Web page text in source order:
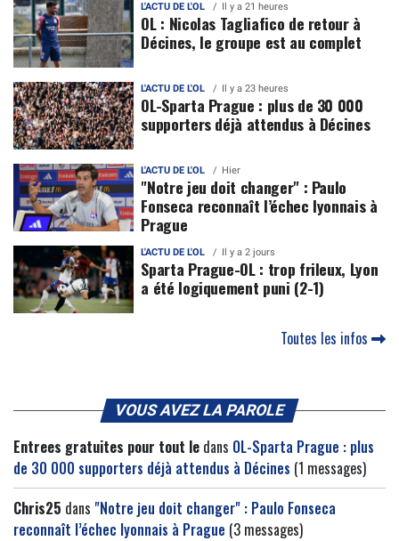
L'ACTU DE L'OL Il y a 21 heures
OL : Nicolas Tagliafico de retour à
Décines, le groupe est au complet
L'ACTU DE L'OL Il y a 23 heures
OL-Sparta Prague : plus de 30 000
supporters déjà attendus à Décines
L'ACTU DE L'OL Hier
"Notre jeu doit changer" : Paulo
Fonseca reconnaît l’échec lyonnais à
Prague
L'ACTU DE L'OL Il y a 2 jours
Sparta Prague-OL : trop frileux, Lyon
a été logiquement puni (2-1)
Toutes les infos
VOUS AVEZ LA PAROLE
Entrees gratuites pour tout le dans OL-Sparta Prague : plus
de 30 000 supporters déjà attendus à Décines (1 messages)
Chris25 dans "Notre jeu doit changer" : Paulo Fonseca
reconnaît l’échec lyonnais à Prague (3 messages)